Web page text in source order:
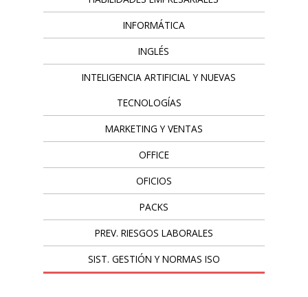
INFORMÁTICA
INGLÉS
INTELIGENCIA ARTIFICIAL Y NUEVAS
TECNOLOGÍAS
MARKETING Y VENTAS
OFFICE
OFICIOS
PACKS
PREV. RIESGOS LABORALES
SIST. GESTIÓN Y NORMAS ISO